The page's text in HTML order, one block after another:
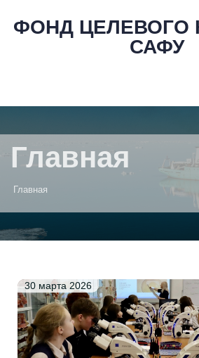
ФОНД ЦЕЛЕВОГО
САФУ
Главная
Главная
30 марта 2026